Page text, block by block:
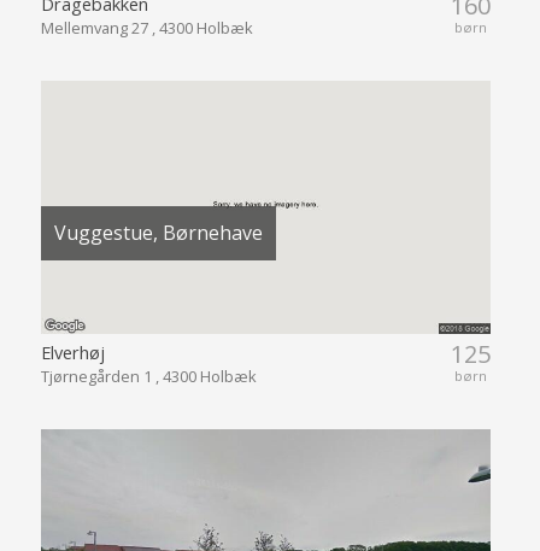
børn
Mellemvang 27 , 4300 Holbæk
Vuggestue, Børnehave
125
børn
Elverhøj
Tjørnegården 1 , 4300 Holbæk